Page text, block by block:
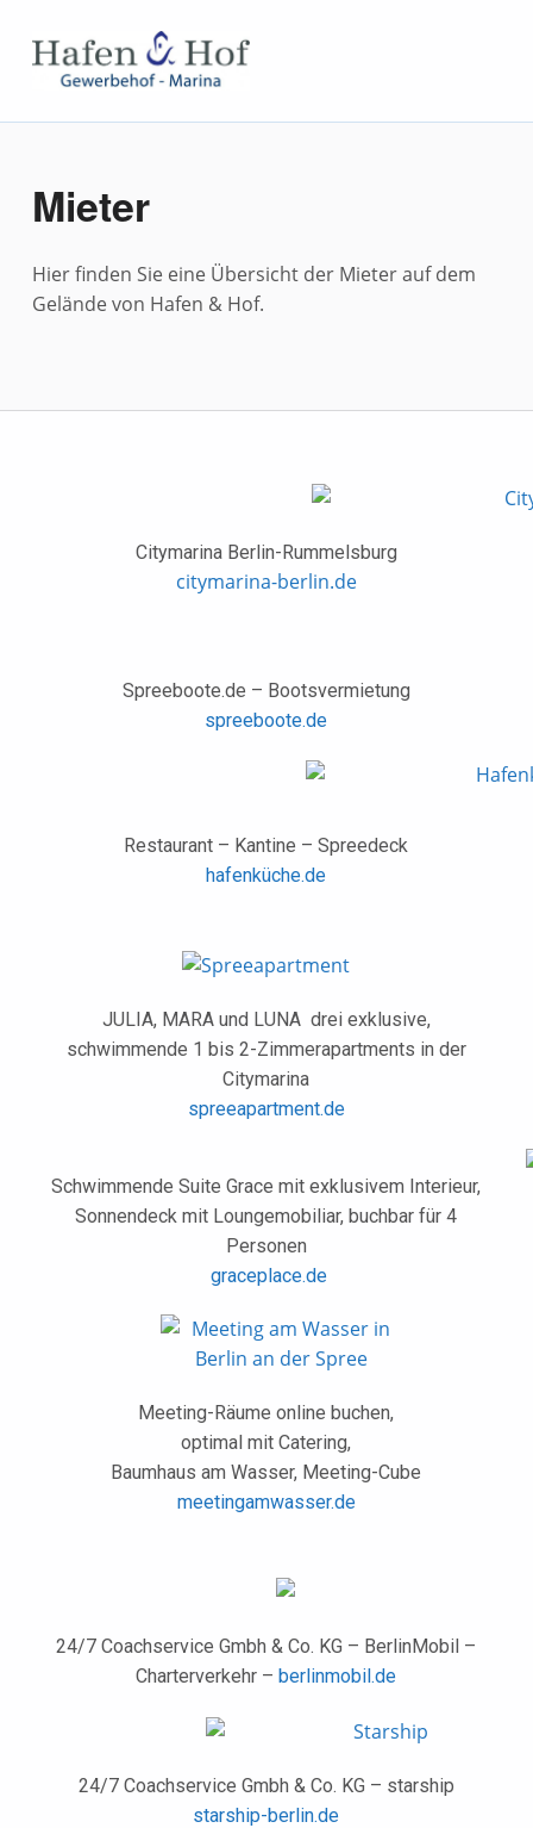
Mieter
Hier finden Sie eine Übersicht der Mieter auf dem
Gelände von Hafen & Hof.
Citymarina Berlin-Rummelsburg
citymarina-berlin.de
Spreeboote.de – Bootsvermietung
spreeboote.de
Restaurant – Kantine – Spreedeck
hafenküche.de
JULIA, MARA und LUNA drei exklusive,
schwimmende 1 bis 2-Zimmerapartments in der
Citymarina
spreeapartment.de
Schwimmende Suite Grace mit exklusivem Interieur,
Sonnendeck mit Loungemobiliar, buchbar für 4
Personen
graceplace.de
Meeting-Räume online buchen,
optimal mit Catering,
Baumhaus am Wasser, Meeting-Cube
meetingamwasser.de
24/7 Coachservice Gmbh & Co. KG – BerlinMobil –
Charterverkehr – berlinmobil.de
24/7 Coachservice Gmbh & Co. KG – starship
starship-berlin.de